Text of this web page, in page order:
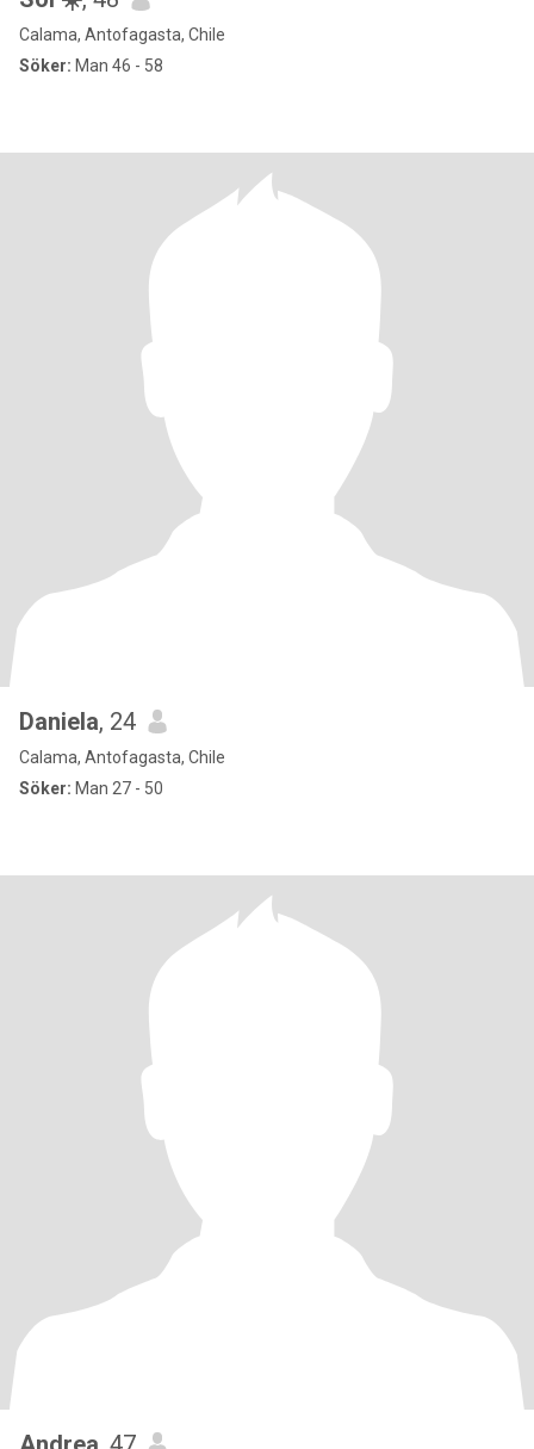
Calama, Antofagasta, Chile
Söker: Man 46 - 58
Daniela, 24
Calama, Antofagasta, Chile
Söker: Man 27 - 50